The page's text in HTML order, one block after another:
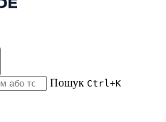
Пошук Ctrl+K